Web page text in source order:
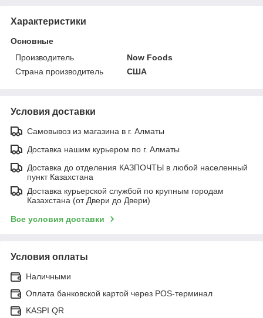
Характеристики
Основные
Производитель
Now Foods
Страна производитель
США
Условия доставки
Самовывоз из магазина в г. Алматы
Доставка нашим курьером по г. Алматы
Доставка до отделения КАЗПОЧТЫ в любой населенный
пункт Казахстана
Доставка курьерской службой по крупным городам
Казахстана (от Двери до Двери)
Все условия доставки
Условия оплаты
Наличными
Оплата банковской картой через POS-терминал
KASPI QR